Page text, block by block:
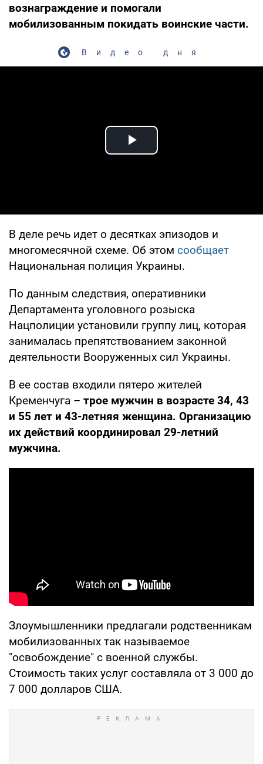
вознаграждение и помогали
мобилизованным покидать воинские части.
Видео дня
Play Video
В деле речь идет о десятках эпизодов и
многомесячной схеме. Об этом сообщает
Национальная полиция Украины.
По данным следствия, оперативники
Департамента уголовного розыска
Нацполиции установили группу лиц, которая
занималась препятствованием законной
деятельности Вооруженных сил Украины.
В ее состав входили пятеро жителей
Кременчуга – трое мужчин в возрасте 34, 43
и 55 лет и 43-летняя женщина. Организацию
их действий координировал 29-летний
мужчина.
Злоумышленники предлагали родственникам
мобилизованных так называемое
"освобождение" с военной службы.
Стоимость таких услуг составляла от 3 000 до
7 000 долларов США.